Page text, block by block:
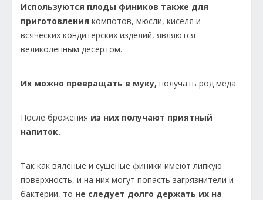
Используются плоды фиников также для
приготовления компотов, мюсли, киселя и
всяческих кондитерских изделий, являются
великолепным десертом.
Их можно превращать в муку, получать род меда.
После брожения из них получают приятный
напиток.
Так как вяленые и сушеные финики имеют липкую
поверхность, и на них могут попасть загрязнители и
бактерии, то не следует долго держать их на